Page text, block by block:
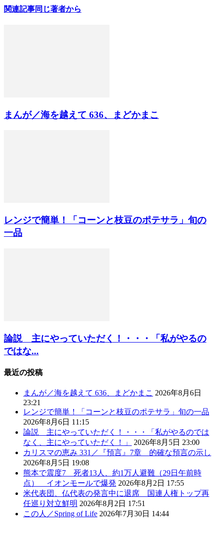
関連記事同じ著者から
まんが／海を越えて 636、まどかまこ
レンジで簡単！「コーンと枝豆のポテサラ」旬の
一品
論説 主にやっていただく！・・・「私がやるの
ではな...
最近の投稿
まんが／海を越えて 636、まどかまこ 2026年8月6日
23:21
レンジで簡単！「コーンと枝豆のポテサラ」旬の一品
2026年8月6日 11:15
論説 主にやっていただく！・・・「私がやるのでは
なく、主にやっていただく！」
2026年8月5日 23:00
カリスマの恵み 331／『預言』7章 的確な預言の示し
2026年8月5日 19:08
熊本で震度7 死者13人、約1万人避難（29日午前時
点） イオンモールで爆発 2026年8月2日 17:55
米代表団、仏代表の発言中に退席 国連人権トップ再
任巡り対立鮮明 2026年8月2日 17:51
この人／Spring of Life 2026年7月30日 14:44